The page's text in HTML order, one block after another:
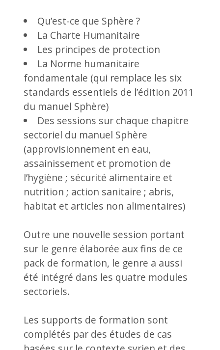
Qu’est-ce que Sphère ?
La Charte Humanitaire
Les principes de protection
La Norme humanitaire
fondamentale (qui remplace les six
standards essentiels de l’édition 2011
du manuel Sphère)
Des sessions sur chaque chapitre
sectoriel du manuel Sphère
(approvisionnement en eau,
assainissement et promotion de
l’hygiène ; sécurité alimentaire et
nutrition ; action sanitaire ; abris,
habitat et articles non alimentaires)
Outre une nouvelle session portant
sur le genre élaborée aux fins de ce
pack de formation, le genre a aussi
été intégré dans les quatre modules
sectoriels.
Les supports de formation sont
complétés par des études de cas